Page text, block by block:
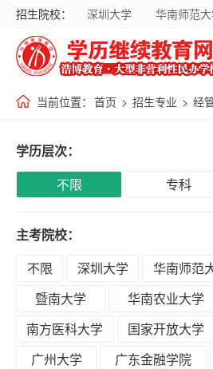
招生院校： 深圳大学 华南师范
暨南大学
华南农业大学
广东
南方医科大学
国家开放大学
当前位置： 首页 > 招生专业 > 经
学历层次：
不限
专科
主考院校：
不限
深圳大学 华南师范
暨南大学
华南农业大学
南方医科大学
国家开放大学
广州大学
广东金融学院